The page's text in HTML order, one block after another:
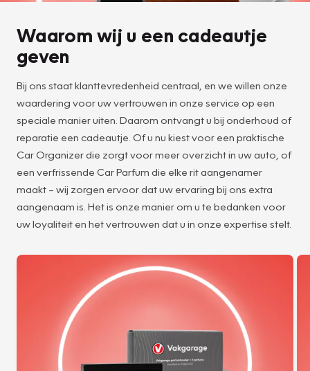
Waarom wij u een cadeautje
geven
Bij ons staat klanttevredenheid centraal, en we willen onze
waardering voor uw vertrouwen in onze service op een
speciale manier uiten. Daarom ontvangt u bij onderhoud of
reparatie een cadeautje. Of u nu kiest voor een praktische
Car Organizer die zorgt voor meer overzicht in uw auto, of
een verfrissende Car Parfum die elke rit aangenamer
maakt – wij zorgen ervoor dat uw ervaring bij ons extra
aangenaam is. Het is onze manier om u te bedanken voor
uw loyaliteit en het vertrouwen dat u in onze expertise stelt.